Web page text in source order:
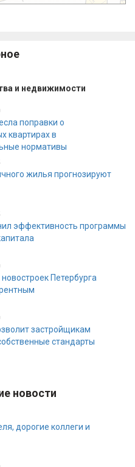
и недвижимости
поправки о
квартирах в
нормативы
жилья прогнозируют
эффективность программы
Петербурга
застройщикам
стандарты
новости
дорогие коллеги и